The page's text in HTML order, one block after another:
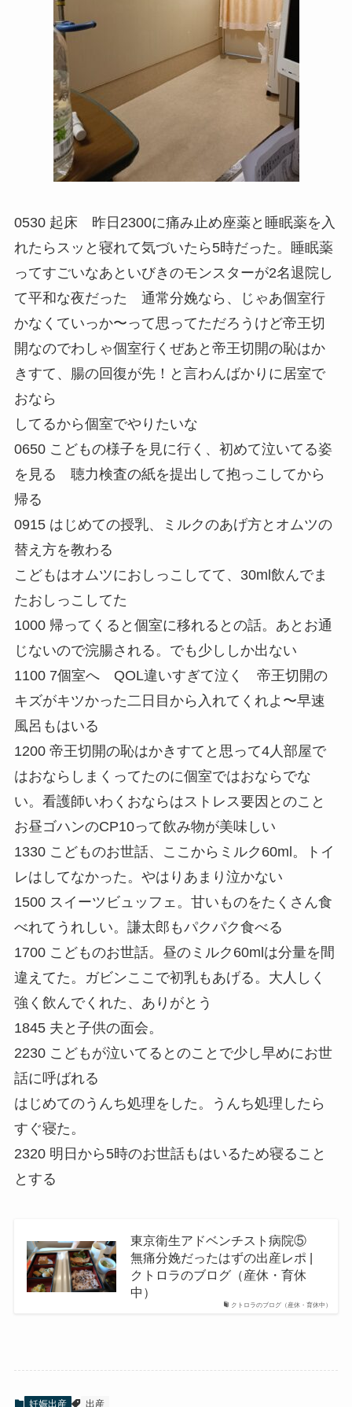
0530 起床 昨日2300に痛み止め座薬と睡眠薬を入
れたらスッと寝れて気づいたら5時だった。睡眠薬
ってすごいなあといびきのモンスターが2名退院し
て平和な夜だった 通常分娩なら、じゃあ個室行
かなくていっか〜って思ってただろうけど帝王切
開なのでわしゃ個室行くぜあと帝王切開の恥はか
きすて、腸の回復が先！と言わんばかりに居室で
おなら
してるから個室でやりたいな
0650 こどもの様子を見に行く、初めて泣いてる姿
を見る 聴力検査の紙を提出して抱っこしてから
帰る
0915 はじめての授乳、ミルクのあげ方とオムツの
替え方を教わる
こどもはオムツにおしっこしてて、30ml飲んでま
たおしっこしてた
1000 帰ってくると個室に移れるとの話。あとお通
じないので浣腸される。でも少ししか出ない
1100 7個室へ QOL違いすぎて泣く 帝王切開の
キズがキツかった二日目から入れてくれよ〜早速
風呂もはいる
1200 帝王切開の恥はかきすてと思って4人部屋で
はおならしまくってたのに個室ではおならでな
い。看護師いわくおならはストレス要因とのこと
お昼ゴハンのCP10って飲み物が美味しい
1330 こどものお世話、ここからミルク60ml。トイ
レはしてなかった。やはりあまり泣かない
1500 スイーツビュッフェ。甘いものをたくさん食
べれてうれしい。謙太郎もパクパク食べる
1700 こどものお世話。昼のミルク60mlは分量を間
違えてた。ガビンここで初乳もあげる。大人しく
強く飲んでくれた、ありがとう
1845 夫と子供の面会。
2230 こどもが泣いてるとのことで少し早めにお世
話に呼ばれる
はじめてのうんち処理をした。うんち処理したら
すぐ寝た。
2320 明日から5時のお世話もはいるため寝ること
とする
クトロラのブログ（産休・育休中）
東京衛生アドベンチスト病院⑤
無痛分娩だったはずの出産レポ |
クトロラのブログ（産休・育休
中）
妊娠出産 出産